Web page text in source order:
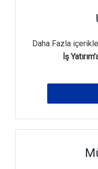
Daha Fazla
İş